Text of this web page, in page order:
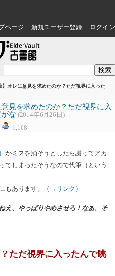
ページ 新規ユーザー登録 ログイン
】オレに意見を求めたのか？ただ視界に入った
見を求めたのか？ただ視界に入
な (2014年6月26日)
1,108
がミスを消そうとしたら謝ってアカ
てしまったそうなので代筆 （という
もあります。
（→リンク）
え、やっぱりやめさせろ！ なあ、そ
ただ視界に入ったんで眺